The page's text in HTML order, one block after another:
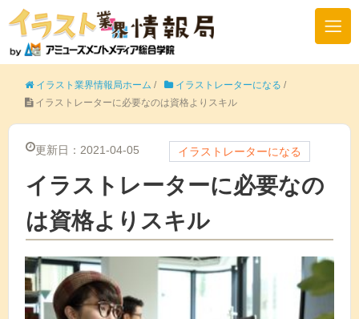
イラスト業界情報局ホーム / イラストレーターになる /
イラストレーターに必要なのは資格よりスキル
更新日：2021-04-05 イラストレーターになる
イラストレーターに必要なの
は資格よりスキル